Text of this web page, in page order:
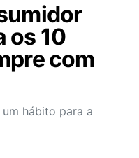
os 10
com
hábito para a